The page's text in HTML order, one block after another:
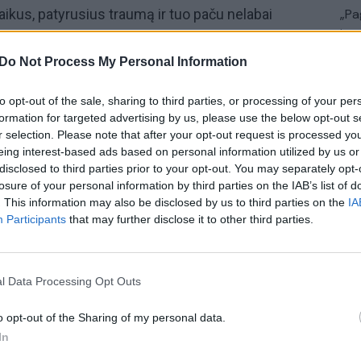
Do Not Process My Personal Information
opt-out of the sale, sharing to third parties, or processing of your
for targeted advertising by us, please use the below opt-out
selection. Please note that after your opt-out request is processed
interest-based ads based on personal information utilized by us
to third parties prior to your opt-out. You may separately
of your personal information by third parties on the IAB’s list of
This information may also be disclosed by us to third parties on the
Participants that may further disclose it to other third parties.
Data Processing Opt Outs
opt-out of the Sharing of my personal data.
patyrusius traumą ir tuo paču nelabai
Noriu pasidžiaugti, kad per 18 metų, kai
Stigmų mažėja, visuomenė keičiasi, daug daro
tikimės iš vaiko. Tai pamatas, be kurio
mama, globėja, globos ambasadorėEglė
švietimas Mokslas Vaikai